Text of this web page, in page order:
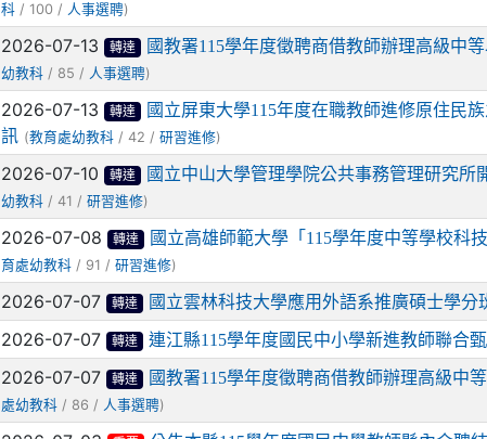
科 / 100 / 人事選聘)
2026-07-13 轉達 國教署115學年度徵聘商借教師辦理高級中
幼教科 / 85 / 人事選聘)
2026-07-13 轉達
國立屏東大學115年度在職教師進修原住民
訊 (教育處幼教科 / 42 /研習進修)
2026-07-10 轉達 國立中山大學管理學院公共事務管理研究
幼教科 / 41 /研習進修)
2026-07-08 轉達 國立高雄師範大學「115學年度中等學校科
育處幼教科 / 91 /研習進修)
2026-07-07 轉達 國立雲林科技大學應用外語系推廣碩士學分
2026-07-07 轉達 連江縣115學年度國民中小學新進教師聯合
2026-07-07 轉達 國教署115學年度徵聘商借教師辦理高級中
處幼教科 / 86 / 人事選聘)